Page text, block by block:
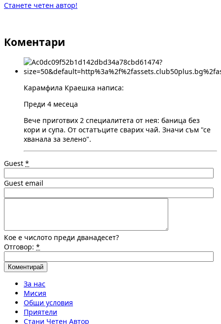
Станете четен автор!
Коментари
Карамфила Краешка написа:
Преди 4 месеца
Вече приготвих 2 специалитета от нея: баница без
кори и супа. От остатъците сварих чай. Значи съм "се
хванала за зелено".
Guest *
Guest email
Кое е числото преди дванадесет?
Отговор: *
За нас
Мисия
Общи условия
Приятели
Стани Четен Автор